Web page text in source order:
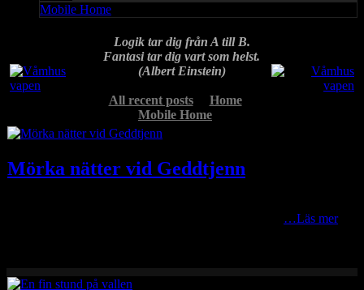
Mobile Home
Logik tar dig från A till B.
Fantasi tar dig vart som helst.
(Albert Einstein)
All recent posts
Home
Mobile Home
Mörka nätter vid Geddtjenn
…Läs mer